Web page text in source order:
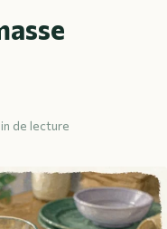
de lecture